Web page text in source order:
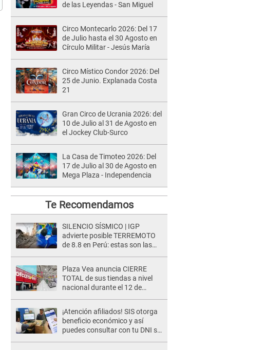
de las Leyendas - San Miguel
Circo Montecarlo 2026: Del 17
de Julio hasta el 30 Agosto en
Círculo Militar - Jesús María
Circo Místico Condor 2026: Del
25 de Junio. Explanada Costa
21
Gran Circo de Ucrania 2026: del
10 de Julio al 31 de Agosto en
el Jockey Club-Surco
La Casa de Timoteo 2026: Del
17 de Julio al 30 de Agosto en
Mega Plaza - Independencia
Te Recomendamos
SILENCIO SÍSMICO | IGP
advierte posible TERREMOTO
de 8.8 en Perú: estas son las
Plaza Vea anuncia CIERRE
TOTAL de sus tiendas a nivel
nacional durante el 12 de
¡Atención afiliados! SIS otorga
beneficio económico y así
puedes consultar con tu DNI si